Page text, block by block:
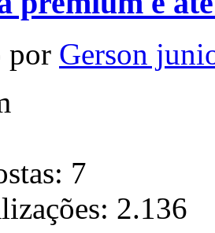
por Gerson
7
2.136